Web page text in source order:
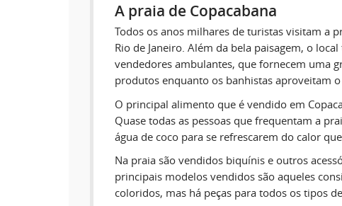
A praia de Copacabana
Todos os anos milhares de turistas visitam a
Rio de Janeiro. Além da bela paisagem, o
vendedores ambulantes, que fornecem uma
produtos enquanto os banhistas aproveitam
O principal alimento que é vendido em
Quase todas as pessoas que frequentam a
água de coco para se refrescarem do calor que
Na praia são vendidos biquínis e outros
principais modelos vendidos são aqueles
coloridos, mas há peças para todos os tipos